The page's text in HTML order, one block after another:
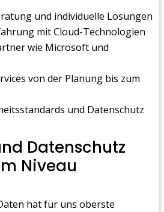
und individuelle Lösungen
mit Cloud-Technologien
wie Microsoft und
von der Planung bis zum
und Datenschutz
Datenschutz
Niveau
hat für uns oberste